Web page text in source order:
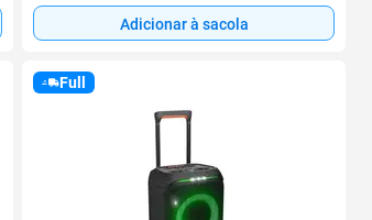
Adicionar à sacola
Full